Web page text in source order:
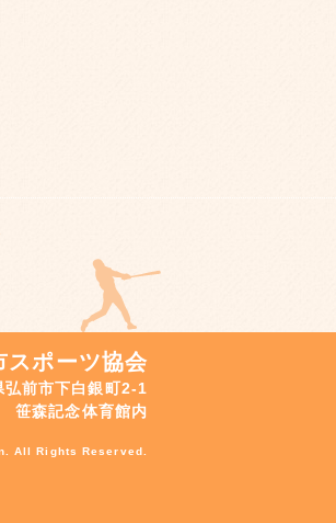
ポーツ協会
前市下白銀町2-1
笹森記念体育館内
All Rights Reserved.